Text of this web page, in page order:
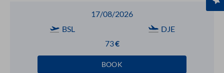
17/08/2026
BSL
DJE
73€
BOOK